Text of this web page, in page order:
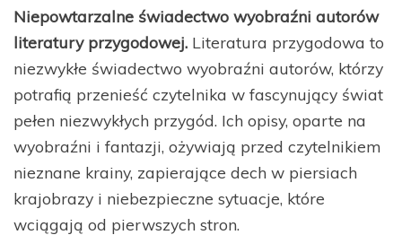
Niepowtarzalne świadectwo wyobraźni autorów
literatury przygodowej. Literatura przygodowa to
niezwykłe świadectwo wyobraźni autorów, którzy
potrafią przenieść czytelnika w fascynujący świat
pełen niezwykłych przygód. Ich opisy, oparte na
wyobraźni i fantazji, ożywiają przed czytelnikiem
nieznane krainy, zapierające dech w piersiach
krajobrazy i niebezpieczne sytuacje, które
wciągają od pierwszych stron.